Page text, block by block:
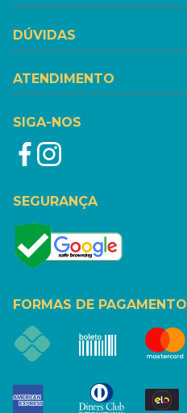
DÚVIDAS
ATENDIMENTO
SIGA-NOS
SEGURANÇA
FORMAS DE PAGAMENTO